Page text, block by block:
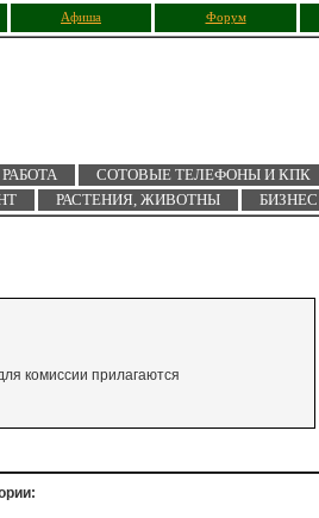
Афиша Форум
РАБОТА СОТОВЫЕ ТЕЛЕФОНЫ И КПК
РАСТЕНИЯ, ЖИВОТНЫ БИЗНЕС
комиссии прилагаются